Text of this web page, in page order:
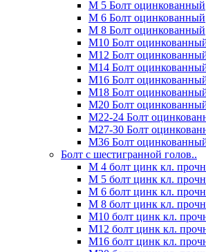
М 5 Болт оцинкованный
М 6 Болт оцинкованный
М 8 Болт оцинкованный
М10 Болт
М12 Болт
М14 Болт
М16 Болт
М18 Болт
М20 Болт
М22-24 Болт
М27-30 Болт
М36 Болт
Болт с шестигранной голов..
М 4 болт цинк кл.
М 5 болт цинк кл.
М 6 болт цинк кл.
М 8 болт цинк кл.
М10 болт цинк кл.
М12 болт цинк кл.
М16 болт цинк кл.